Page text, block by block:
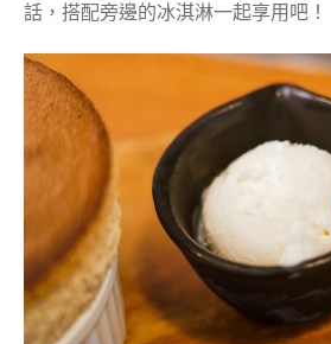
話，搭配旁邊的冰淇淋一起享用吧！